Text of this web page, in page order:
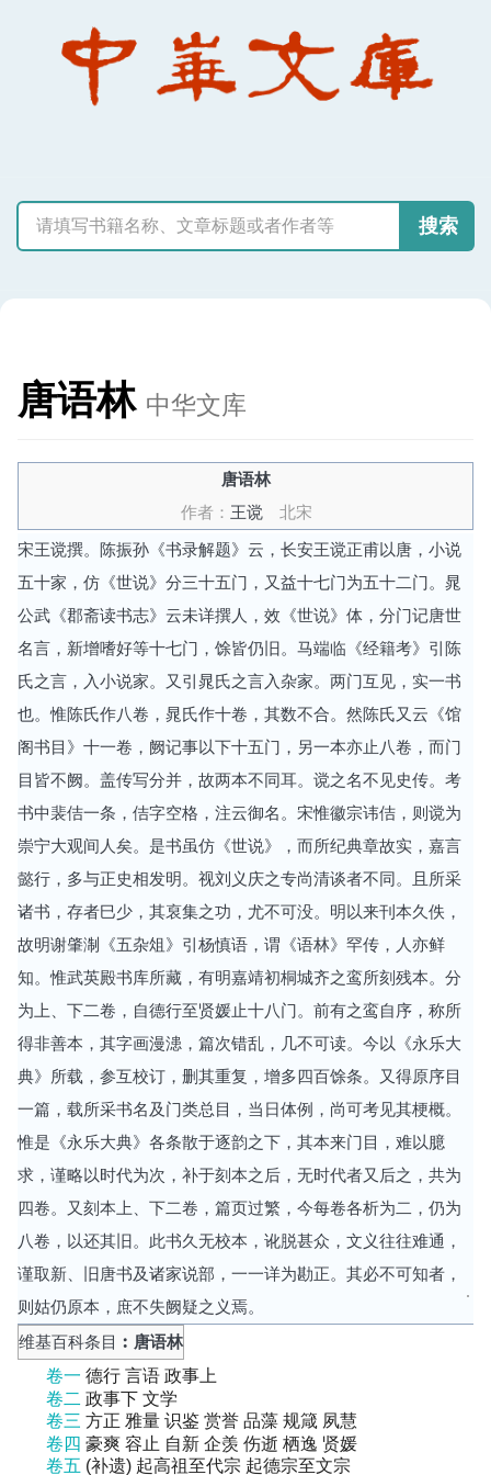
搜索
唐语林 中华文库
唐语林
作者： 王谠 北宋
宋王谠撰。陈振孙《书录解题》云，长安王谠正甫以唐，小说
五十家，仿《世说》分三十五门，又益十七门为五十二门。晁
公武《郡斋读书志》云未详撰人，效《世说》体，分门记唐世
名言，新增嗜好等十七门，馀皆仍旧。马端临《经籍考》引陈
氏之言，入小说家。又引晁氏之言入杂家。两门互见，实一书
也。惟陈氏作八卷，晁氏作十卷，其数不合。然陈氏又云《馆
阁书目》十一卷，阙记事以下十五门，另一本亦止八卷，而门
目皆不阙。盖传写分并，故两本不同耳。谠之名不见史传。考
书中裴佶一条，佶字空格，注云御名。宋惟徽宗讳佶，则谠为
崇宁大观间人矣。是书虽仿《世说》，而所纪典章故实，嘉言
懿行，多与正史相发明。视刘义庆之专尚清谈者不同。且所采
诸书，存者巳少，其裒集之功，尤不可没。明以来刊本久佚，
故明谢肇淛《五杂俎》引杨慎语，谓《语林》罕传，人亦鲜
知。惟武英殿书库所藏，有明嘉靖初桐城齐之鸾所刻残本。分
为上、下二卷，自德行至贤媛止十八门。前有之鸾自序，称所
得非善本，其字画漫漶，篇次错乱，几不可读。今以《永乐大
典》所载，参互校订，删其重复，增多四百馀条。又得原序目
一篇，载所采书名及门类总目，当日体例，尚可考见其梗概。
惟是《永乐大典》各条散于逐韵之下，其本来门目，难以臆
求，谨略以时代为次，补于刻本之后，无时代者又后之，共为
四卷。又刻本上、下二卷，篇页过繁，今每卷各析为二，仍为
八卷，以还其旧。此书久无校本，讹脱甚众，文义往往难通，
谨取新、旧唐书及诸家说部，一一详为勘正。其必不可知者，
则姑仍原本，庶不失阙疑之义焉。
维基百科条目 ︰唐语林
卷一 德行 言语 政事上
卷二 政事下 文学
卷三 方正 雅量 识鉴 赏誉 品藻 规箴 夙慧
卷四 豪爽 容止 自新 企羡 伤逝 栖逸 贤媛
卷五 (补遗) 起高祖至代宗 起德宗至文宗